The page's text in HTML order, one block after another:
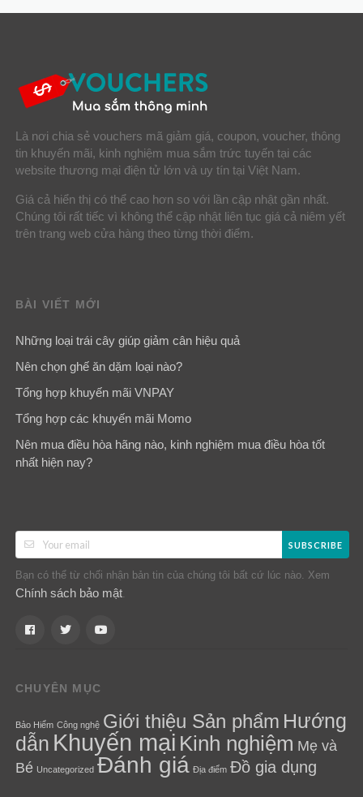
Là nơi chia sẻ vouchers mã giảm giá, coupon, voucher, thông
tin khuyến mãi, kinh nghiệm mua sắm trức tuyến tại các
website thương mại điện tử lớn và uy tín tại Việt Nam.
Giá cả hiển thị có thể cao hơn so với lần cập nhật gần nhất.
Chúng tôi rất tiếc vì không thể cập nhật liên tục giá cả niêm yết
trên trang web cửa hàng theo từng thời điểm.
BÀI VIẾT MỚI
Những loại trái cây giúp giảm cân hiệu quả
Nên chọn ghế ăn dặm loại nào?
Tổng hợp khuyến mãi VNPAY
Tổng hợp các khuyến mãi Momo
Nên mua điều hòa hãng nào, kinh nghiệm mua điều hòa tốt
nhất hiện nay?
SUBSCRIBE
Bạn có thể từ chối nhận bản tin của chúng tôi bất cứ lúc nào. Xem
Chính sách bảo mật.
CHUYÊN MỤC
Bảo Hiểm Công nghệ Giới thiệu Sản phẩm Hướng
dẫn Khuyến mại Kinh nghiệm Mẹ và
Bé Uncategorized Đánh giá Địa điểm Đồ gia dụng